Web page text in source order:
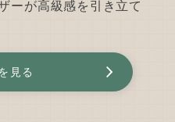
ーが高級感を引き立て
見る